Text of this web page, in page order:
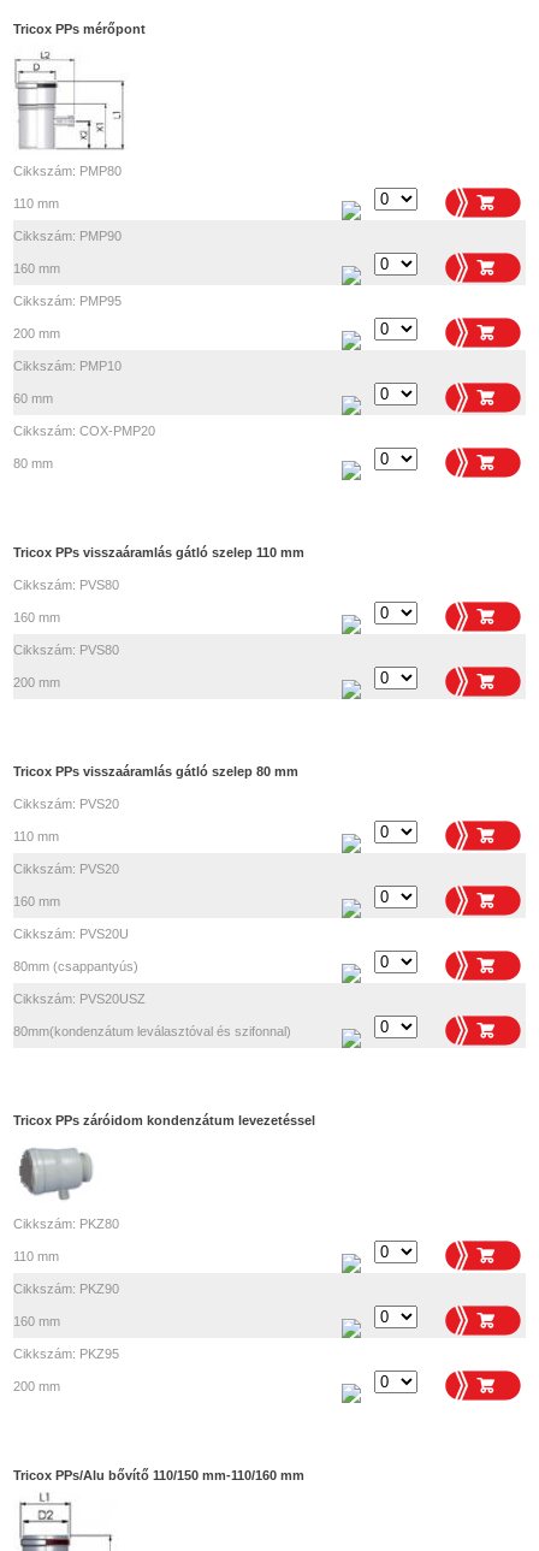
Tricox PPs mérőpont
Cikkszám: PMP80
110 mm
Cikkszám: PMP90
160 mm
Cikkszám: PMP95
200 mm
Cikkszám: PMP10
60 mm
Cikkszám: COX-PMP20
80 mm
Tricox PPs visszaáramlás gátló szelep 110 mm
Cikkszám: PVS80
160 mm
Cikkszám: PVS80
200 mm
Tricox PPs visszaáramlás gátló szelep 80 mm
Cikkszám: PVS20
110 mm
Cikkszám: PVS20
160 mm
Cikkszám: PVS20U
80mm (csappantyús)
Cikkszám: PVS20USZ
80mm(kondenzátum leválasztóval és szifonnal)
Tricox PPs záróidom kondenzátum levezetéssel
Cikkszám: PKZ80
110 mm
Cikkszám: PKZ90
160 mm
Cikkszám: PKZ95
200 mm
Tricox PPs/Alu bővítő 110/150 mm-110/160 mm